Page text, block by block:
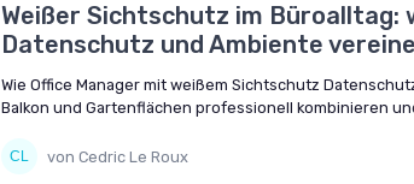
Weißer Sichtschutz im Büroalltag:
Datenschutz und Ambiente
Wie Office Manager mit weißem Sichtschutz
Balkon und Gartenflächen professionell kombinieren
von Cedric Le Roux